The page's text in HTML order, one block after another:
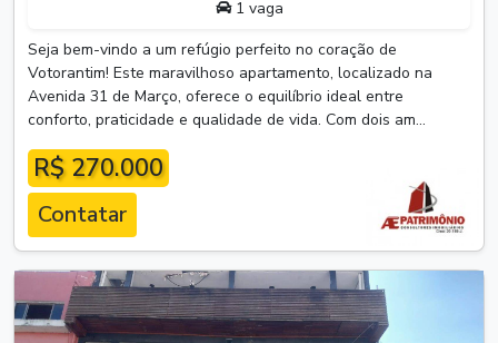
1 vaga
Seja bem-vindo a um refúgio perfeito no coração de
Votorantim! Este maravilhoso apartamento, localizado na
Avenida 31 de Março, oferece o equilíbrio ideal entre
conforto, praticidade e qualidade de vida. Com dois am...
R$ 270.000
Contatar